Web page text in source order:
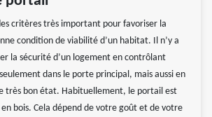
critères très important pour favoriser la
condition de viabilité d’un habitat. Il n’y a
la sécurité d’un logement en contrôlant
seulement dans le porte principal, mais aussi en
très bon état. Habituellement, le portail est
bois. Cela dépend de votre goût et de votre